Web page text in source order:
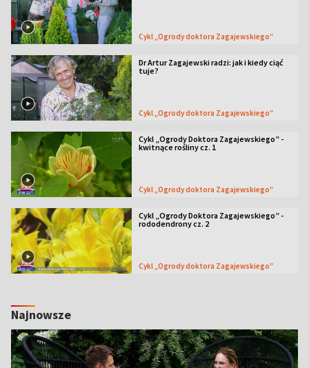
Cykl „Ogrody doktora Zagajewskiego”
Dr Artur Zagajewski radzi: jak i kiedy ciąć
tuje?
Cykl „Ogrody doktora Zagajewskiego”
Cykl „Ogrody Doktora Zagajewskiego” -
kwitnące rośliny cz. 1
Cykl „Ogrody doktora Zagajewskiego”
Cykl „Ogrody Doktora Zagajewskiego” -
rododendrony cz. 2
Cykl „Ogrody doktora Zagajewskiego”
Najnowsze